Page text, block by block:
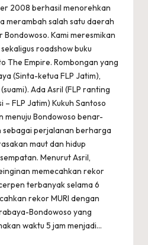
2008 berhasil menorehkan
merambah salah satu daerah
Kami meresmikan
roadshow buku
The Empire. Rombongan yang
(Sinta-ketua FLP Jatim),
Ada Asril (FLP ranting
– FLP Jatim) Kukuh Santoso
menuju Bondowoso benar-
sebagai perjalanan berharga
maut dan hidup
Menurut Asril,
memecahkan rekor
terbanyak selama 6
rekor MURI dengan
Bondowoso yang
waktu 5 jam menjadi…